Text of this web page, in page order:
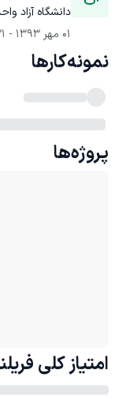
دانشگاه آزاد
01 مهر 1393
-
31
نمونه‌کارها
پروژه‌ها
امتیاز کلی